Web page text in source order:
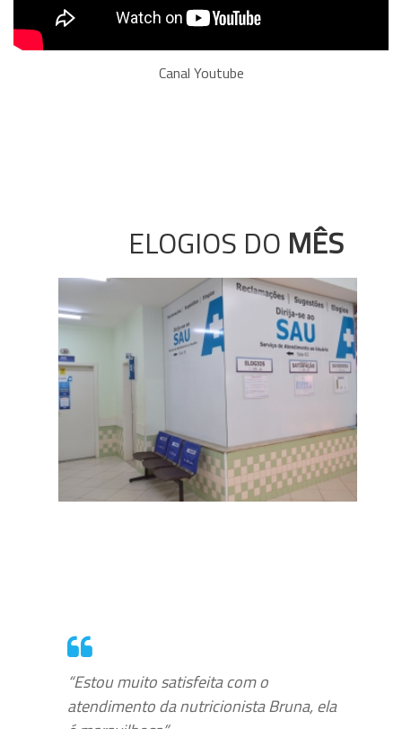
Canal Youtube
ELOGIOS DO MÊS
“Estou muito satisfeita com o
atendimento da nutricionista Bruna, ela